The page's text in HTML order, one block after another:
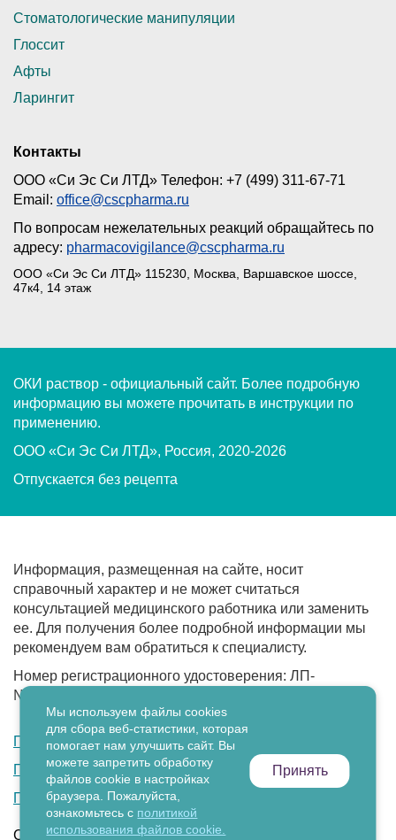
Стоматологические манипуляции
Глоссит
Афты
Ларингит
Контакты
ООО «Си Эс Си ЛТД» Телефон: +7 (499) 311-67-71
Email: office@cscpharma.ru
По вопросам нежелательных реакций обращайтесь по
адресу: pharmacovigilance@cscpharma.ru
ООО «Си Эс Си ЛТД» 115230, Москва, Варшавское шоссе,
47к4, 14 этаж
ОКИ раствор - официальный сайт. Более подробную
информацию вы можете прочитать в инструкции по
применению.
ООО «Си Эс Си ЛТД», Россия, 2020-2026
Отпускается без рецепта
Информация, размещенная на сайте, носит
справочный характер и не может считаться
консультацией медицинского работника или заменить
ее. Для получения более подробной информации мы
рекомендуем вам обратиться к специалисту.
Номер регистрационного удостоверения: ЛП-
№(001564)-(РГ-RU) от 19.12.2022
Политика конфиденциальности
Политика обработки персональных данных
Политика в отношении файлов cookie
Сайт разработан вООО «Диджитал
Мы используем файлы cookies
для сбора веб-статистики, которая
помогает нам улучшить сайт. Вы
можете запретить обработку
файлов cookie в настройках
браузера. Пожалуйста,
ознакомьтесь с политикой
использования файлов cookie.
Принять